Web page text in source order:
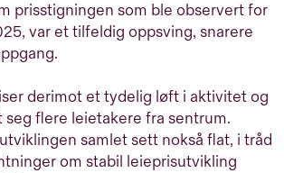
prisstigningen som ble observert for
var et tilfeldig oppsving, snarere
derimot et tydelig løft i aktivitet og
seg flere leietakere fra sentrum.
samlet sett nokså flat, i tråd
om stabil leieprisutvikling